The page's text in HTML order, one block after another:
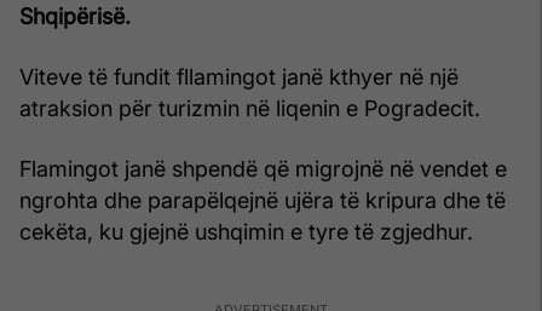
Shqipërisë.
Viteve të fundit fllamingot janë kthyer në një
atraksion për turizmin në liqenin e Pogradecit.
Flamingot janë shpendë që migrojnë në vendet e
ngrohta dhe parapëlqejnë ujëra të kripura dhe të
cekëta, ku gjejnë ushqimin e tyre të zgjedhur.